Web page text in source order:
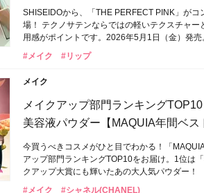
SHISEIDOから、「THE PERFECT PINK」が
場！ テクノサテンならではの軽いテクスチャ
用感がポイントです。2026年5月1日（金）発売
#メイク
#リップ
メイク
メイクアップ部門ランキング
美容液パウダー【MAQUIA年間ベス
今買うべきコスメがひと目でわかる！「
アップ部門ランキングTOP10をお届け。1位は
クアップ大賞にも輝いたあの大人気パウダー！
#メイク
#シャネル(CHANEL)